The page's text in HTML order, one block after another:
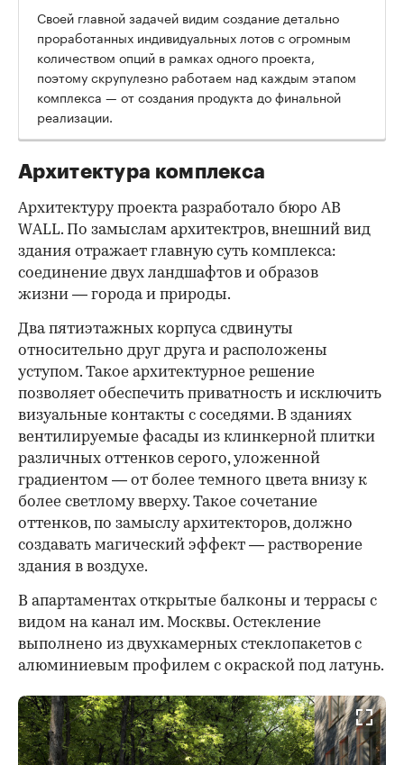
Своей главной задачей видим создание детально
проработанных индивидуальных лотов с огромным
количеством опций в рамках одного проекта,
поэтому скрупулезно работаем над каждым этапом
комплекса — от создания продукта до финальной
реализации.
Архитектура комплекса
Архитектуру проекта разработало бюро AB
WALL. По замыслам архитектров, внешний вид
здания отражает главную суть комплекса:
соединение двух ландшафтов и образов
жизни — города и природы.
Два пятиэтажных корпуса сдвинуты
относительно друг друга и расположены
уступом. Такое архитектурное решение
позволяет обеспечить приватность и исключить
визуальные контакты с соседями. В зданиях
вентилируемые фасады из клинкерной плитки
различных оттенков серого, уложенной
градиентом — от более темного цвета внизу к
более светлому вверху. Такое сочетание
оттенков, по замыслу архитекторов, должно
создавать магический эффект — растворение
здания в воздухе.
В апартаментах открытые балконы и террасы с
видом на канал им. Москвы. Остекление
выполнено из двухкамерных стеклопакетов с
алюминиевым профилем с окраской под латунь.